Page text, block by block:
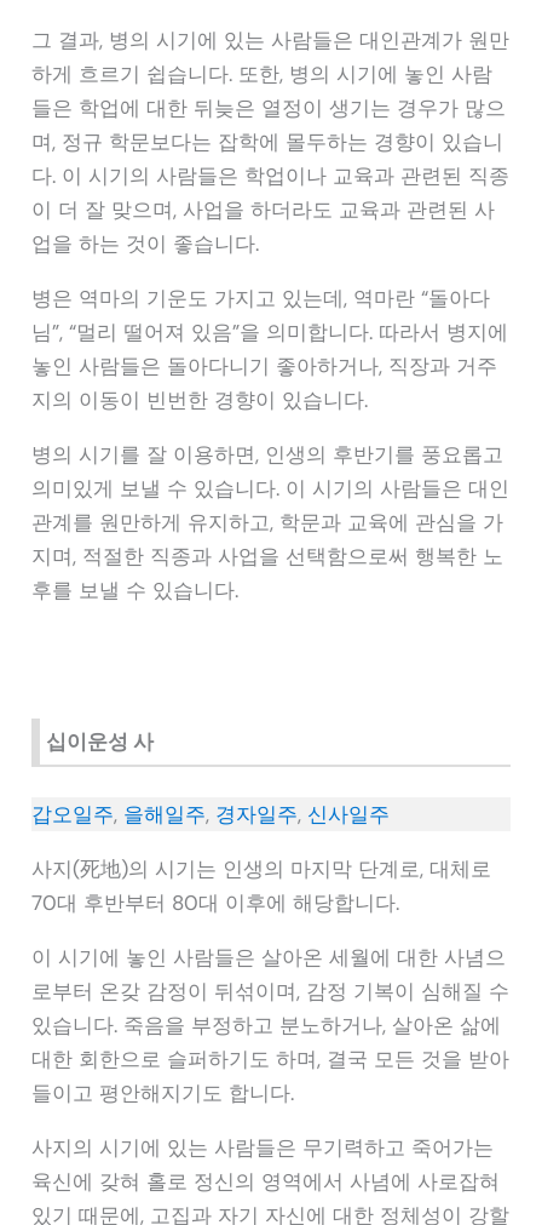
그 결과, 병의 시기에 있는 사람들은 대인관계가 원만
하게 흐르기 쉽습니다. 또한, 병의 시기에 놓인 사람
들은 학업에 대한 뒤늦은 열정이 생기는 경우가 많으
며, 정규 학문보다는 잡학에 몰두하는 경향이 있습니
다. 이 시기의 사람들은 학업이나 교육과 관련된 직종
이 더 잘 맞으며, 사업을 하더라도 교육과 관련된 사
업을 하는 것이 좋습니다.
병은 역마의 기운도 가지고 있는데, 역마란 “돌아다
님”, “멀리 떨어져 있음”을 의미합니다. 따라서 병지에
놓인 사람들은 돌아다니기 좋아하거나, 직장과 거주
지의 이동이 빈번한 경향이 있습니다.
병의 시기를 잘 이용하면, 인생의 후반기를 풍요롭고
의미있게 보낼 수 있습니다. 이 시기의 사람들은 대인
관계를 원만하게 유지하고, 학문과 교육에 관심을 가
지며, 적절한 직종과 사업을 선택함으로써 행복한 노
후를 보낼 수 있습니다.
십이운성 사
갑오일주, 을해일주, 경자일주, 신사일주
사지(死地)의 시기는 인생의 마지막 단계로, 대체로
70대 후반부터 80대 이후에 해당합니다.
이 시기에 놓인 사람들은 살아온 세월에 대한 사념으
로부터 온갖 감정이 뒤섞이며, 감정 기복이 심해질 수
있습니다. 죽음을 부정하고 분노하거나, 살아온 삶에
대한 회한으로 슬퍼하기도 하며, 결국 모든 것을 받아
들이고 평안해지기도 합니다.
사지의 시기에 있는 사람들은 무기력하고 죽어가는
육신에 갖혀 홀로 정신의 영역에서 사념에 사로잡혀
있기 때문에, 고집과 자기 자신에 대한 정체성이 강할